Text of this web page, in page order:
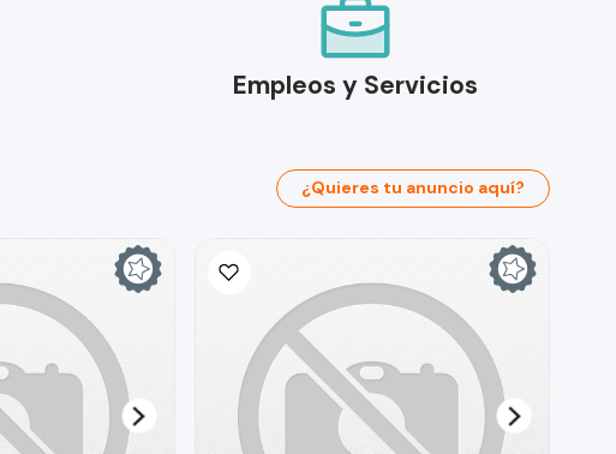
Empleos y Servicios
¿Quieres tu anuncio aquí?